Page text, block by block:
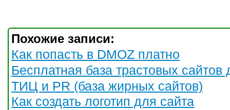
Похожие записи:
Как попасть в DMOZ платно
Бесплатная база трастовых сайтов
ТИЦ и PR (база жирных сайтов)
Как создать логотип для сайта